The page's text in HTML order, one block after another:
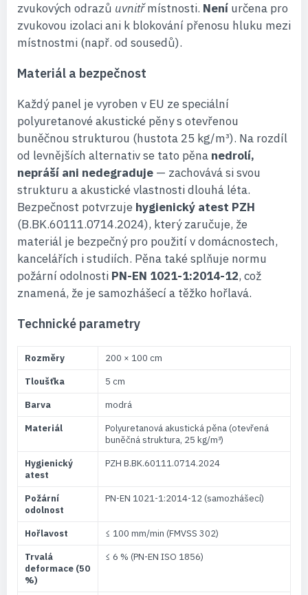
zvukových odrazů uvnitřmístnosti. Není určena pro
zvukovou izolaci ani k blokování přenosu hluku mezi
místnostmi (např. od sousedů).
Materiál a bezpečnost
Každý panel je vyroben v EU ze speciální
polyuretanové akustické pěny s otevřenou
buněčnou strukturou (hustota 25 kg/m³). Na rozdíl
od levnějších alternativ se tato pěna nedrolí,
nepráší ani nedegraduje — zachovává si svou
strukturu a akustické vlastnosti dlouhá léta.
Bezpečnost potvrzuje hygienický atest PZH
(B.BK.60111.0714.2024), který zaručuje, že
materiál je bezpečný pro použití v domácnostech,
kancelářích i studiích. Pěna také splňuje normu
požární odolnosti PN-EN 1021-1:2014-12, což
znamená, že je samozhášecí a těžko hořlavá.
Technické parametry
Rozměry
200 × 100 cm
Tloušťka
5 cm
Barva
modrá
Materiál
Polyuretanová akustická pěna (otevřená
buněčná struktura, 25 kg/m³)
Hygienický
atest
PZH B.BK.60111.0714.2024
Požární
odolnost
PN-EN 1021-1:2014-12 (samozhášecí)
Hořlavost
≤ 100 mm/min (FMVSS 302)
Trvalá
deformace (50
%)
≤ 6 % (PN-EN ISO 1856)